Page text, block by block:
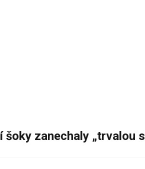
šoky zanechaly „trvalou